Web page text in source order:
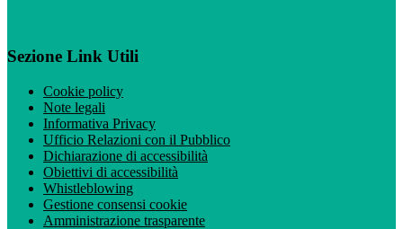
Sezione Link Utili
Cookie policy
Note legali
Informativa Privacy
Ufficio Relazioni con il Pubblico
Dichiarazione di accessibilità
Obiettivi di accessibilità
Whistleblowing
Gestione consensi cookie
Amministrazione trasparente